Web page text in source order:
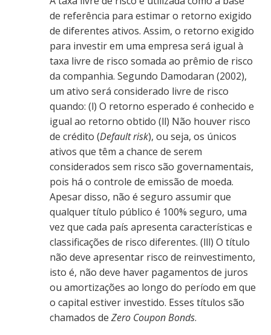
de referência para estimar o retorno exigido
de diferentes ativos. Assim, o retorno exigido
para investir em uma empresa será igual à
taxa livre de risco somada ao prêmio de risco
da companhia. Segundo Damodaran (2002),
um ativo será considerado livre de risco
quando: (l) O retorno esperado é conhecido e
igual ao retorno obtido (ll) Não houver risco
de crédito (Default risk), ou seja, os únicos
ativos que têm a chance de serem
considerados sem risco são governamentais,
pois há o controle de emissão de moeda.
Apesar disso, não é seguro assumir que
qualquer título público é 100% seguro, uma
vez que cada país apresenta características e
classificações de risco diferentes. (lll) O título
não deve apresentar risco de reinvestimento,
isto é, não deve haver pagamentos de juros
ou amortizações ao longo do período em que
o capital estiver investido. Esses títulos são
chamados deZero Coupon Bonds.